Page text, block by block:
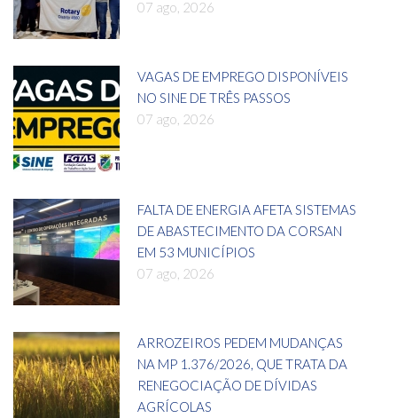
07 ago, 2026
VAGAS DE EMPREGO DISPONÍVEIS
NO SINE DE TRÊS PASSOS
07 ago, 2026
FALTA DE ENERGIA AFETA SISTEMAS
DE ABASTECIMENTO DA CORSAN
EM 53 MUNICÍPIOS
07 ago, 2026
ARROZEIROS PEDEM MUDANÇAS
NA MP 1.376/2026, QUE TRATA DA
RENEGOCIAÇÃO DE DÍVIDAS
AGRÍCOLAS